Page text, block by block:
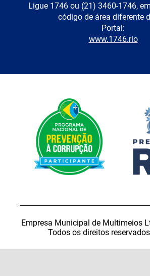
Ligue 1746 ou (21) 3460-1746,
código de área diferente
Portal:
www.1746.rio
Empresa Municipal de Multimeios
Todos os direitos